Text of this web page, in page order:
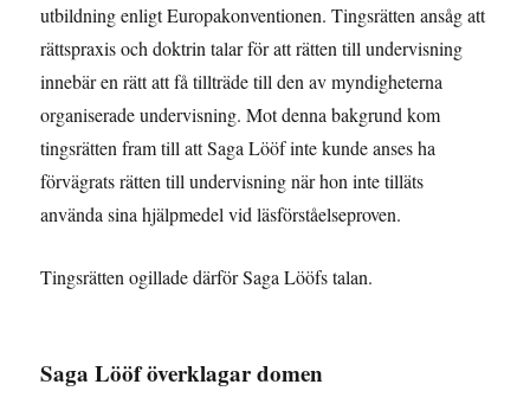
utbildning enligt Europakonventionen. Tingsrätten ansåg att
rättspraxis och doktrin talar för att rätten till undervisning
innebär en rätt att få tillträde till den av myndigheterna
organiserade undervisning. Mot denna bakgrund kom
tingsrätten fram till att Saga Lööf inte kunde anses ha
förvägrats rätten till undervisning när hon inte tilläts
använda sina hjälpmedel vid läsförståelseproven.
Tingsrätten ogillade därför Saga Lööfs talan.
Saga Lööf överklagar domen